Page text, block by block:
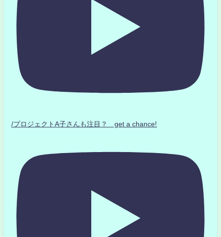
/プロジェクトA子さんも注目？ get a chance!